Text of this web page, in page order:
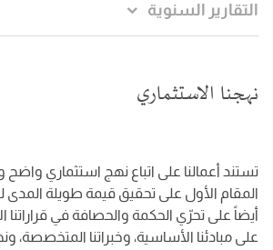
التقارير السنوية
نهجنا الاستثماري
تستند أعمالنا على اتباع نهج استثماري
المقام الأول على تحقيق قيمة طويلة المدى
أيضاً على تحرّي الحكمة والحصافة في قراراتنا
على مبادئنا الأساسية، وخبراتنا المتخصصة،